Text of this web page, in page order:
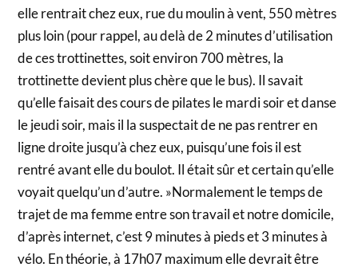
elle rentrait chez eux, rue du moulin à vent, 550 mètres
plus loin (pour rappel, au delà de 2 minutes d’utilisation
de ces trottinettes, soit environ 700 mètres, la
trottinette devient plus chère que le bus). Il savait
qu’elle faisait des cours de pilates le mardi soir et danse
le jeudi soir, mais il la suspectait de ne pas rentrer en
ligne droite jusqu’à chez eux, puisqu’une fois il est
rentré avant elle du boulot. Il était sûr et certain qu’elle
voyait quelqu’un d’autre. »Normalement le temps de
trajet de ma femme entre son travail et notre domicile,
d’après internet, c’est 9 minutes à pieds et 3 minutes à
vélo. En théorie, à 17h07 maximum elle devrait être